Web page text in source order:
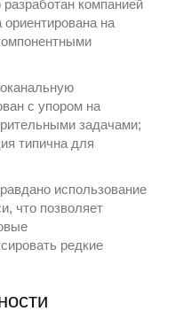
компанией
ориентирована на
с упором на
задачами;
типична для
использование
что позволяет
редкие